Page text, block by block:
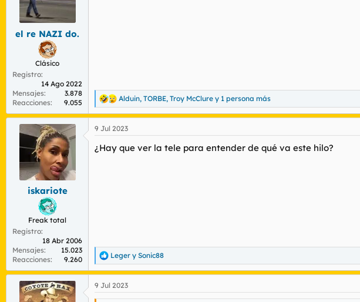
el re NAZI do.
Clásico
Registro
14 Ago 2022
Mensajes
3.878
Reacciones
9.055
R
e
a
c
i
Alduin, TORBE, Troy McClure y 1 persona más
iskariote
Freak total
Registro
18 Abr 2006
Mensajes
15.023
Reacciones
9.260
9 Jul 2023
¿Hay que ver la tele para entender de qué va este hilo?
R
e
a
c
c
Leger y Sonic88
9 Jul 2023